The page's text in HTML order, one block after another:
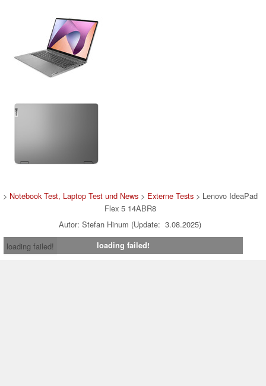
> Notebook Test, Laptop Test und News> Externe Tests> Lenovo IdeaPad
Flex 5 14ABR8
Autor: Stefan Hinum (Update: 3.08.2025)
loading failed!
loading failed!